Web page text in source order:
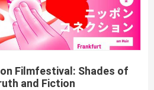
Filmfestival: Shades of
and Fiction